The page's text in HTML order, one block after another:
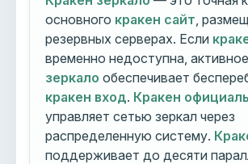
основного кракен сайт ,
резервных серверах. Если
временно недоступна, активное
зеркало обеспечивает
кракен вход. Кракен
управляет сетью зеркал через
распределенную систему.
поддерживает до десяти